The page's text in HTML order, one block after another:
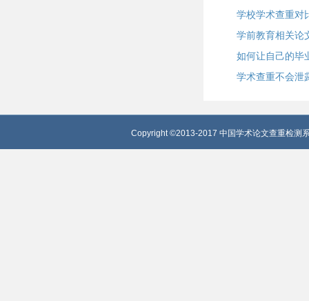
学校学术查重对
学前教育相关论
如何让自己的毕
学术查重不会泄
Copyright ©2013-2017 中国学术论文查重检